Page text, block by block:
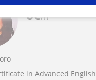
6€/h
in Advanced English